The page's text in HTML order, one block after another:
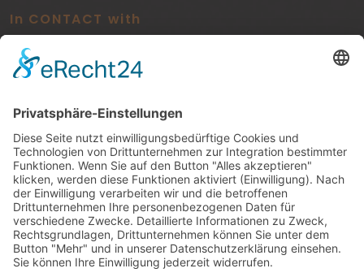
In CONTACT with
Datenschutz
Impressum
Cookie-Einstellungen
Kontakt
Zum Kontaktformular